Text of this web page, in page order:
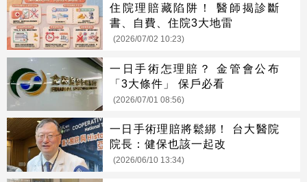
住院理賠藏陷阱！ 醫師揭診斷
書、自費、住院3大地雷
(2026/07/02 10:23)
一日手術怎理賠？ 金管會公布
「3大條件」 保戶必看
(2026/07/01 08:56)
一日手術理賠將鬆綁！ 台大醫院
院長：健保也該一起改
(2026/06/10 13:34)